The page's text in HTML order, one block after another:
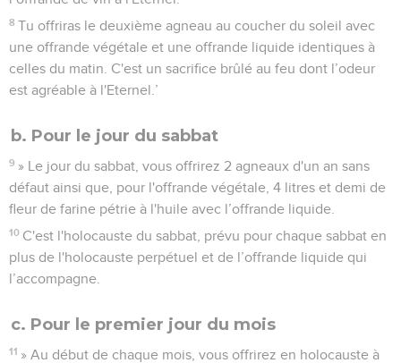
8 Tu offriras le deuxième agneau au coucher du soleil avec
une offrande végétale et une offrande liquide identiques à
celles du matin. C'est un sacrifice brûlé au feu dont l’odeur
est agréable à l'Eternel.’
b. Pour le jour du sabbat
9 » Le jour du sabbat, vous offrirez 2 agneaux d'un an sans
défaut ainsi que, pour l'offrande végétale, 4 litres et demi de
fleur de farine pétrie à l'huile avec l’offrande liquide.
10 C'est l'holocauste du sabbat, prévu pour chaque sabbat en
plus de l'holocauste perpétuel et de l’offrande liquide qui
l’accompagne.
c. Pour le premier jour du mois
11 » Au début de chaque mois, vous offrirez en holocauste à